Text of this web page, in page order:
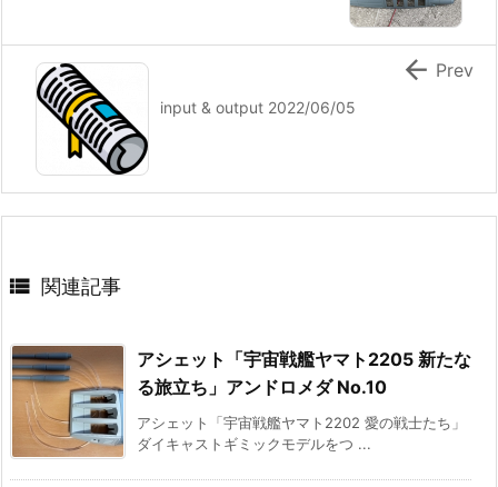
input & output 2022/06/05
 Prev
 関連記事
アシェット「宇宙戦艦ヤマト2205 新たな
る旅立ち」アンドロメダ No.10
アシェット「宇宙戦艦ヤマト2202 愛の戦士たち」
ダイキャストギミックモデルをつ ...